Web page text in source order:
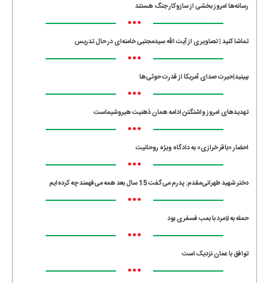
رسانه‌ها امروز بخشی از سازوکار جنگ هستند
•••
تماشا کنید | تصاویری از آیت الله سیدمجتبی خامنه‌ای در حال تدریس
•••
ببینید|حیرت صدای آمریکا از قدرت حوثی‌ها
•••
تهدیدهای امروز واشنگتن ادامه همان ذهنیت هیروشیماست
•••
احضار «باقر خرازی» به دادگاه ویژه روحانیت
•••
دختر شهید طهرانی‌مقدم: پدرم می‌گفت 15 سال بعد همه می‌فهمند چه کرده‌ایم
•••
حمله به لامرد با بمب فسفری بود
•••
توافق با عمان نزدیک است
•••